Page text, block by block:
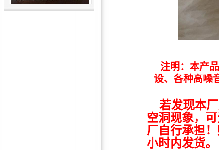
注明： 本产
设、各种高噪
若发现本
空洞现象，
厂自行承担
小时内发货。